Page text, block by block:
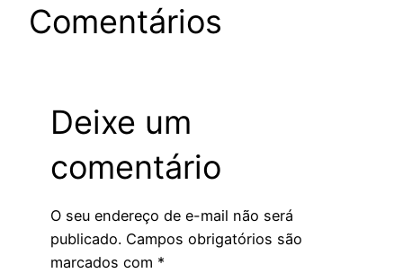
Comentários
Deixe um
comentário
O seu endereço de e-mail não será
publicado. Campos obrigatórios são
marcados com *